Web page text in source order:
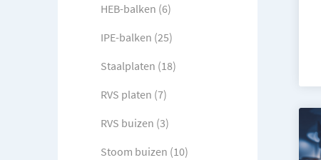
HEB-balken (6)
IPE-balken (25)
Staalplaten (18)
RVS platen (7)
RVS buizen (3)
Stoom buizen (10)